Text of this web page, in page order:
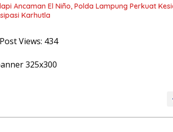
Ancaman El Niño, Polda Lampung Perkuat
Karhutla
Post Views: 434